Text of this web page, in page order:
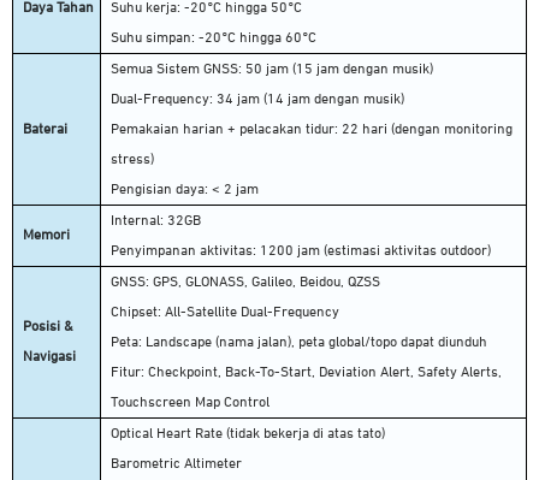
Daya Tahan Suhu kerja: -20°C hingga 50°C
Suhu simpan: -20°C hingga 60°C
Baterai
Semua Sistem GNSS: 50 jam (15 jam dengan musik)
Dual-Frequency: 34 jam (14 jam dengan musik)
Pemakaian harian + pelacakan tidur: 22 hari (dengan monitoring
stress)
Pengisian daya: < 2 jam
Memori
Internal: 32GB
Penyimpanan aktivitas: 1200 jam (estimasi aktivitas outdoor)
Posisi &
Navigasi
GNSS: GPS, GLONASS, Galileo, Beidou, QZSS
Chipset: All-Satellite Dual-Frequency
Peta: Landscape (nama jalan), peta global/topo dapat diunduh
Fitur: Checkpoint, Back-To-Start, Deviation Alert, Safety Alerts,
Touchscreen Map Control
Optical Heart Rate (tidak bekerja di atas tato)
Barometric Altimeter